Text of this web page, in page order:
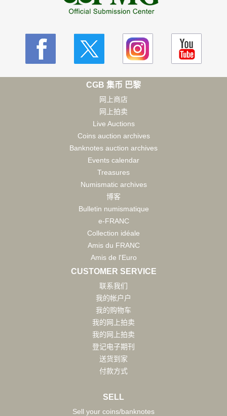
CGB 集币 巴黎
网上商店
网上拍卖
Live Auctions
Coins auction archives
Banknotes auction archives
Events calendar
Treasures
Numismatic archives
博客
Bulletin numismatique
e-FRANC
Collection idéale
Amis du FRANC
Amis de l'Euro
CUSTOMER SERVICE
联系我们
我的帐户户
我的购物车
我的网上拍卖
我的网上拍卖
登记电子期刊
送货到家
付款方式
SELL
Sell your coins/banknotes